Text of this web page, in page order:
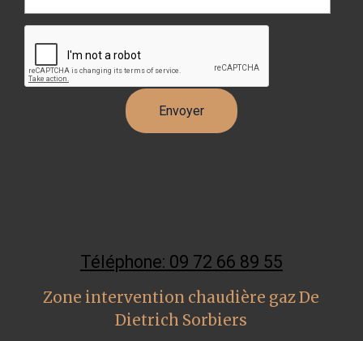
Téléphone: 09 72 66 89 55
Zone intervention chaudière gaz De
Dietrich Sorbiers